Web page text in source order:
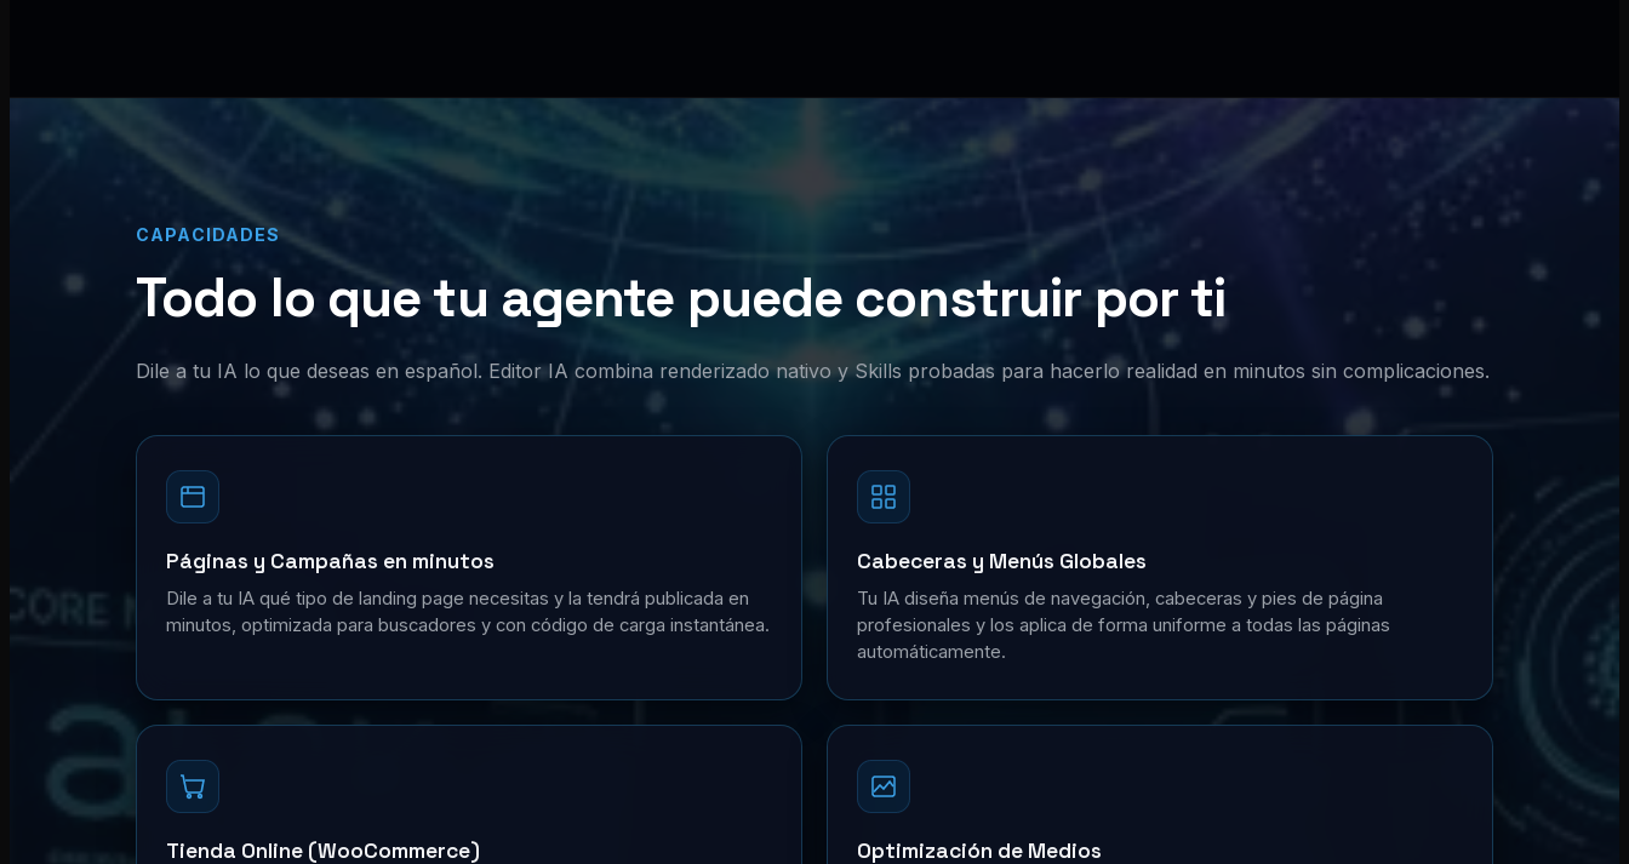
CAPACIDADES
Todo lo que tu agente puede construir por ti
Dile a tu IA lo que deseas en español. Editor IA combina renderizado nativo y Skills probadas para hacerlo realidad en minutos sin complicaciones.
Páginas y Campañas en minutos
Dile a tu IA qué tipo de landing page necesitas y la tendrá publicada en
minutos, optimizada para buscadores y con código de carga instantánea.
Cabeceras y Menús Globales
Tu IA diseña menús de navegación, cabeceras y pies de página
profesionales y los aplica de forma uniforme a todas las páginas
automáticamente.
Tienda Online (WooCommerce) Optimización de Medios